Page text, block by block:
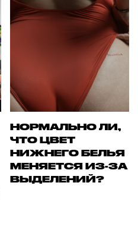
НОРМАЛЬНО ЛИ,
ЧТО ЦВЕТ
НИЖНЕГО БЕЛЬЯ
МЕНЯЕТСЯ ИЗ-ЗА
ВЫДЕЛЕНИЙ?